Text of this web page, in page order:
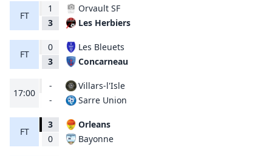
FT
1
3
Orvault SF
Les Herbiers
FT
0
3
Les Bleuets
Concarneau
17:00
-
-
Villars-l'Isle
Sarre Union
FT
3
0
Orleans
Bayonne